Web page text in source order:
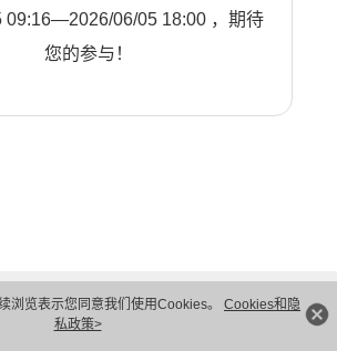
浏览表示您同意我们使用Cookies。 Cookies和隐
私政策>
09:16—2026/06/05 18:00 ，期待
您的参与！